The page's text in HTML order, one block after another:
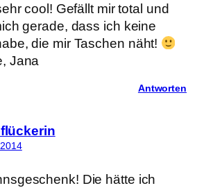
cool! Gefällt mir total und
gerade, dass ich keine
die mir Taschen näht!
Jana
Antworten
Die hätte ich